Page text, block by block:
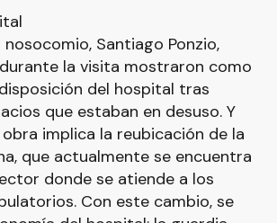
Santiago Ponzio,
la visita mostraron como
del hospital tras
que estaban en desuso. Y
obra implica la reubicación de la
que actualmente se encuentra
donde se atiende a los
Con este cambio, se